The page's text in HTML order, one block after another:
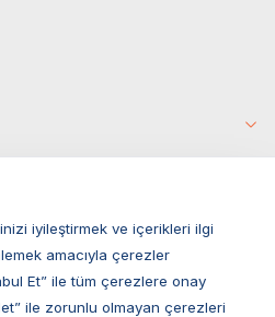
iyileştirmek ve içerikleri ilgi
amacıyla çerezler
Et” ile tüm çerezlere onay
ile zorunlu olmayan çerezleri